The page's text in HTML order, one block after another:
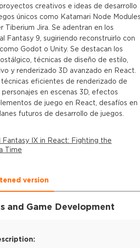
creativos e ideas de desarrollo
únicos como Katamari Node
Tiberium Jira. Se adentran en los
Fantasy 9, sugiriendo reconstruirlo con
Godot o Unity. Se destacan los
técnicas de diseño de estilo,
y renderizado 3D avanzado en React.
eficientes de renderizado de
en escenas 3D, efectos
de juego en React, desafíos en
futuros de desarrollo de juegos.
Fantasy IX in React: Fighting the
Time
version
and Game Development